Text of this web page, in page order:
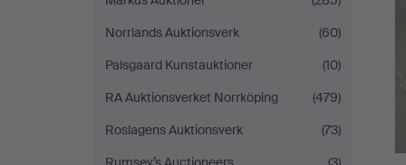
Norrlands Auktionsverk
(60)
Palsgaard Kunstauktioner
(10)
RA Auktionsverket Norrköping
(479)
Roslagens Auktionsverk
(73)